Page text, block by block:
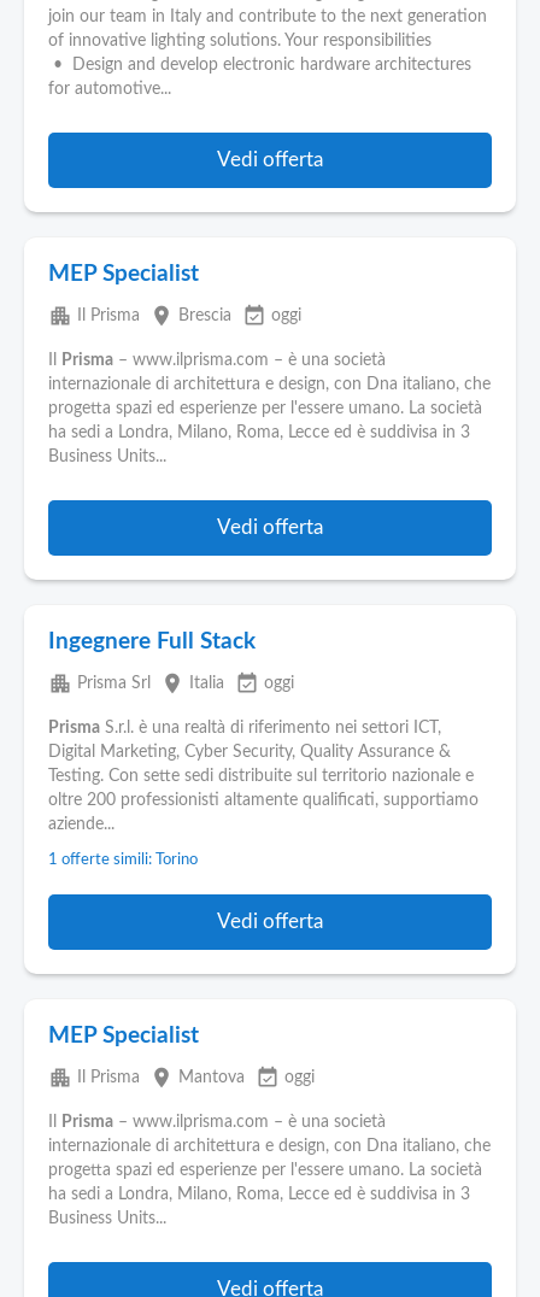
join our team in Italy and contribute to the next generation
of innovative lighting solutions. Your responsibilities
• Design and develop electronic hardware architectures
for automotive...
Vedi offerta
MEP Specialist
apartment Il Prisma place Brescia event_available oggi
Prisma – www.ilprisma.com – è una società
internazionale di architettura e design, con Dna italiano, che
progetta spazi ed esperienze per l'essere umano. La società
ha sedi a Londra, Milano, Roma, Lecce ed è suddivisa in 3
Business Units...
Vedi offerta
Ingegnere Full Stack
apartment Prisma Srl place Italia event_available oggi
Prisma S.r.l. è una realtà di riferimento nei settori ICT,
Digital Marketing, Cyber Security, Quality Assurance &
Testing. Con sette sedi distribuite sul territorio nazionale e
oltre 200 professionisti altamente qualificati, supportiamo
aziende...
1 offerte simili: Torino
Vedi offerta
MEP Specialist
apartment Il Prisma place Mantova event_available oggi
Prisma – www.ilprisma.com – è una società
internazionale di architettura e design, con Dna italiano, che
progetta spazi ed esperienze per l'essere umano. La società
ha sedi a Londra, Milano, Roma, Lecce ed è suddivisa in 3
Business Units...
Vedi offerta